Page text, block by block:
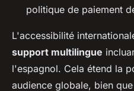
politique de paiement
L'accessibilité
support multilingue
l'espagnol. Cela étend la
audience globale, bien